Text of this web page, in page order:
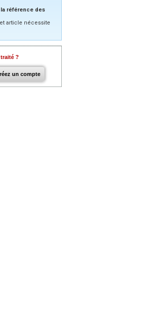
référence des
article nécessite
?
un compte